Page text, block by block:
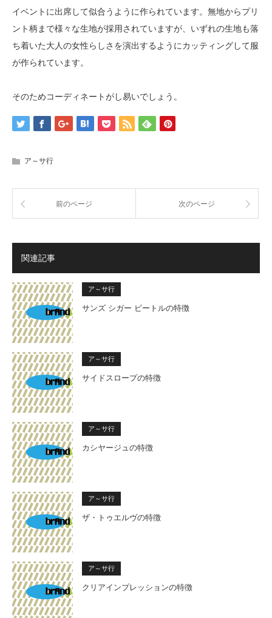
イベントに出席して似合うように作られています。無地からプリ
ント柄まで様々な生地が採用されていますが、いずれの生地も落
ち着いた大人の女性らしさを演出するようにカッティングして服
が作られています。
そのためコーディネートがし易いでしょう。
ア～サ行
前のページ 次のページ
関連記事
ア～サ行
サンズ シガー ビートルの特徴
ア～サ行
サイドスロープの特徴
ア～サ行
カシヤージュの特徴
ア～サ行
ザ・トゥエルヴの特徴
ア～サ行
クリアインプレッションの特徴